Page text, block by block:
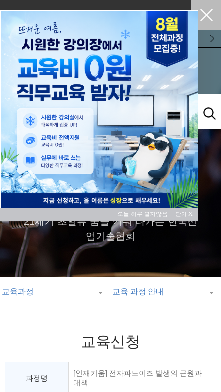
펼쳐두기
교육과정
21세기 초일류 꿈을 키워 나가는 한국산
업기술협회
교육과정 교육 과정 안내
교육신청
과정명
[인재키움] 전자파노이즈 발생의 근원과
대책
오늘 하루 열지않음 닫기 X